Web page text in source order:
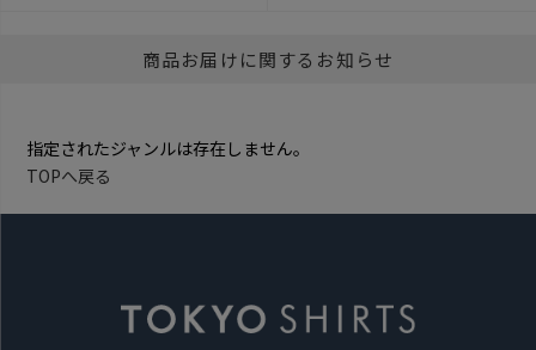
商品お届けに関するお知らせ
指定されたジャンルは存在しません。
TOPへ戻る